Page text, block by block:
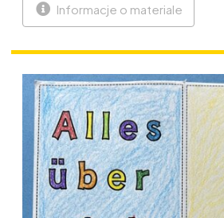
Informacje o materiale